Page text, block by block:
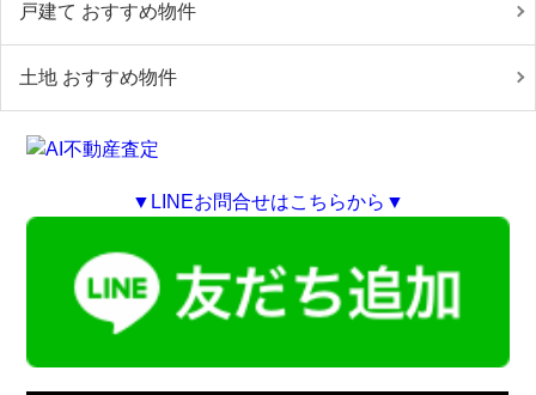
戸建て おすすめ物件
土地 おすすめ物件
▼LINEお問合せはこちらから▼